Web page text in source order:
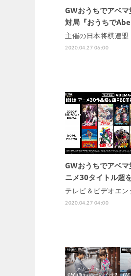
GWおうちでアベ
対局『おうちで
主催の日本将棋連
2020.04.27 06:00
GWおうちでアベ
ニメ30タイトル超
テレビ＆ビデオエ
2020.04.27 04:00